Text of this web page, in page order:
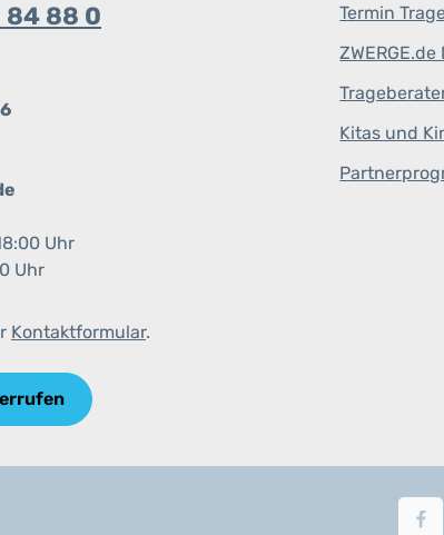
84 88 0
Uhr
Uhr
Kontaktformular.
Termin
Kitas und